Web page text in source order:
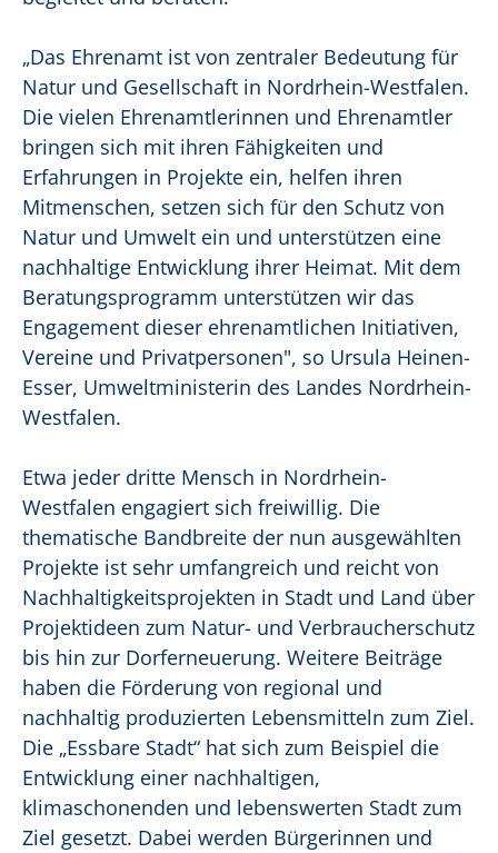
„Das Ehrenamt ist von zentraler Bedeutung für
Natur und Gesellschaft in Nordrhein-Westfalen.
Die vielen Ehrenamtlerinnen und Ehrenamtler
bringen sich mit ihren Fähigkeiten und
Erfahrungen in Projekte ein, helfen ihren
Mitmenschen, setzen sich für den Schutz von
Natur und Umwelt ein und unterstützen eine
nachhaltige Entwicklung ihrer Heimat. Mit dem
Beratungsprogramm unterstützen wir das
Engagement dieser ehrenamtlichen Initiativen,
Vereine und Privatpersonen", so Ursula Heinen-
Esser, Umweltministerin des Landes Nordrhein-
Westfalen.
Etwa jeder dritte Mensch in Nordrhein-
Westfalen engagiert sich freiwillig. Die
thematische Bandbreite der nun ausgewählten
Projekte ist sehr umfangreich und reicht von
Nachhaltigkeitsprojekten in Stadt und Land über
Projektideen zum Natur- und Verbraucherschutz
bis hin zur Dorferneuerung. Weitere Beiträge
haben die Förderung von regional und
nachhaltig produzierten Lebensmitteln zum Ziel.
Die „Essbare Stadt“ hat sich zum Beispiel die
Entwicklung einer nachhaltigen,
klimaschonenden und lebenswerten Stadt zum
Ziel gesetzt. Dabei werden Bürgerinnen und